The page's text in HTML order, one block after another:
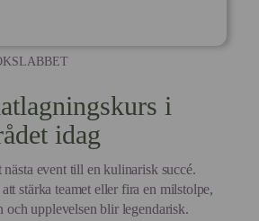
i
idag
event till en kulinarisk succé.
stärka teamet eller fira en milstolpe,
och upplevelsen blir legendarisk.